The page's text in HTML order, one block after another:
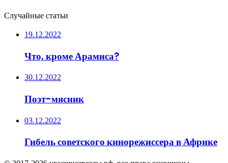
Случайные статьи
19.12.2022
Что, кроме Арамиса?
30.12.2022
Поэт-мясник
03.12.2022
Гибель советского кинорежиссера в Африке